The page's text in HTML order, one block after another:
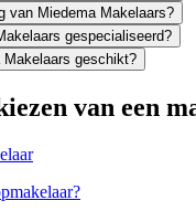
van Miedema Makelaars?
gespecialiseerd?
geschikt?
van een